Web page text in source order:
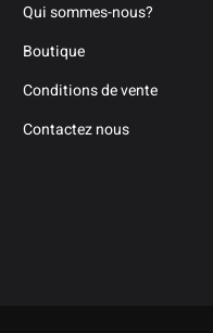
Qui sommes-nous?
Boutique
Conditions de vente
Contactez nous